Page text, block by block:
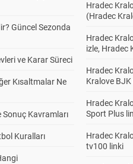
Güncel Sezonda
ve Karar Süreci
Kısaltmalar Ne
Sonuç Kavramları
Kuralları
Hradec
(Hradec
Hradec
izle, Hradec
Hradec
Kralove BJK
Hradec
Sport Plus
Hradec
tv100 linki